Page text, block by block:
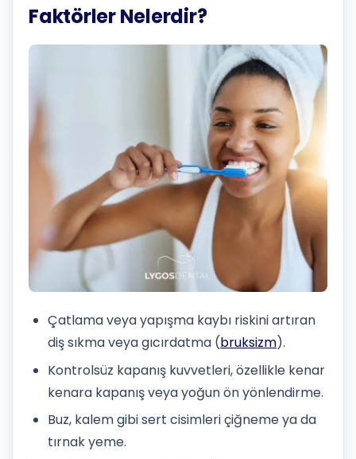
Faktörler Nelerdir?
Çatlama veya yapışma kaybı riskini artıran
diş sıkma veya gıcırdatma (bruksizm).
Kontrolsüz kapanış kuvvetleri, özellikle kenar
kenara kapanış veya yoğun ön yönlendirme.
Buz, kalem gibi sert cisimleri çiğneme ya da
tırnak yeme.